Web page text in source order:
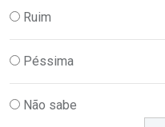
Ruim
Péssima
Não sabe